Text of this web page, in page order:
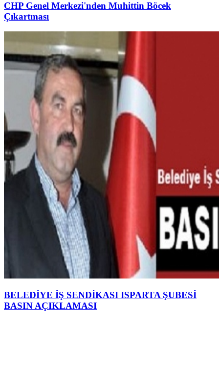
CHP Genel Merkezi'nden Muhittin Böcek
Çıkartması
BELEDİYE İŞ SENDİKASI ISPARTA ŞUBESİ
BASIN AÇIKLAMASI